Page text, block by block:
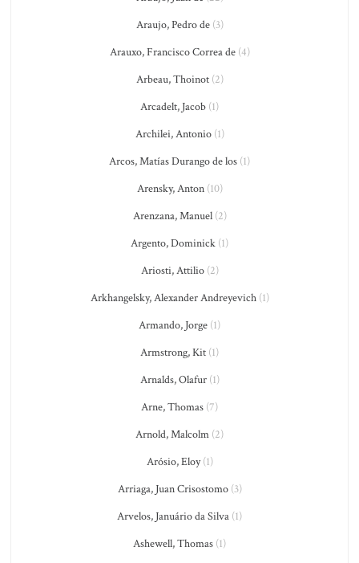
Araujo, Pedro de(3)
Arauxo, Francisco Correa de(4)
Arbeau, Thoinot(2)
Arcadelt, Jacob (1)
Archilei, Antonio(1)
Arcos, Matías Durango de los (1)
Arensky, Anton(10)
Arenzana, Manuel(2)
Argento, Dominick (1)
Ariosti, Attilio(2)
Arkhangelsky, Alexander Andreyevich(1)
Armando, Jorge (1)
Armstrong, Kit (1)
Arnalds, Olafur(1)
Arne, Thomas (7)
Arnold, Malcolm (2)
Arósio, Eloy(1)
Arriaga, Juan Crisostomo(3)
Arvelos, Januário da Silva (1)
Ashewell, Thomas (1)